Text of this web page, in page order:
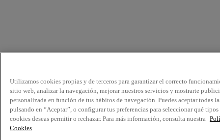
Utilizamos cookies propias y de terceros para garantizar el correcto
sitio web, analizar la navegación, mejorar nuestros servicios y mostrarte
personalizada en función de tus hábitos de navegación. Puedes aceptar todas
pulsando en “Aceptar”, o configurar tus preferencias para seleccionar qué tipos
cookies deseas permitir o rechazar. Para más información, consulta nuestra
Cookies